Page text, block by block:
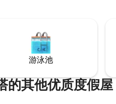
游泳池
的其他优质度假屋